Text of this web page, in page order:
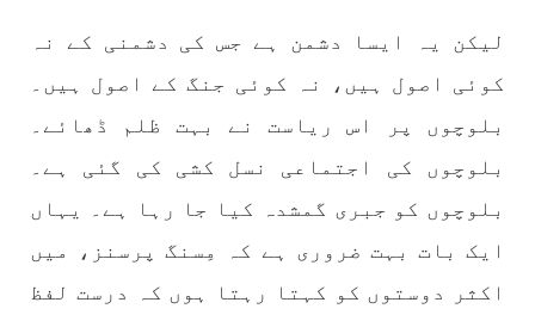
رقیہ بلوچ
بلوچستان
1688 VIEWS جون 7, 2023
لیکن یہ ایسا دشمن ہے جس کی دشمنی کے نہ
کوئی اصول ہیں، نہ کوئی جنگ کے اصول ہیں۔
بلوچوں پر اس ریاست نے بہت ظلم ڈھائے۔
بلوچوں کی اجتماعی نسل کشی کی گئی ہے۔
بلوچوں کو جبری گمشدہ کیا جا رہا ہے۔ یہاں
ایک بات بہت ضروری ہے کہ مِسنگ پرسنز، میں
اکثر دوستوں کو کہتا رہتا ہوں کہ درست لفظ